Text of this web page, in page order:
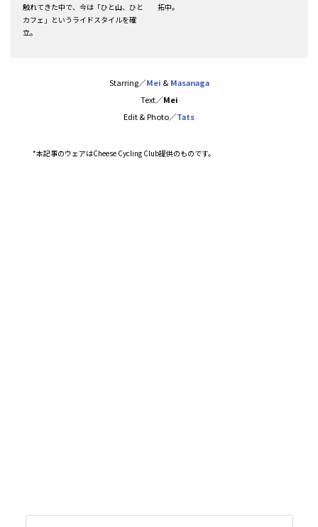
触れてきた中で、今は「ひと山、ひと
カフェ」というライドスタイルを確
立。
拓中。
Starring／Mei & Masanaga
Text／Mei
Edit & Photo／Tats
*本記事のウェアはCheese Cycling Club提供のものです。